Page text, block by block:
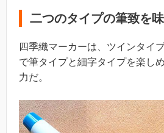
二つのタイプの筆致を
四季織マーカーは、ツインタイ
で筆タイプと細字タイプを楽し
力だ。